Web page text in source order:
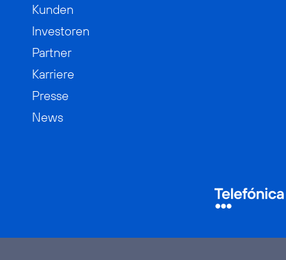
Kunden
Investoren
Partner
Karriere
Presse
News